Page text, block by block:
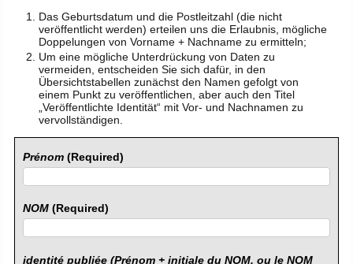
Das Geburtsdatum und die Postleitzahl (die nicht
veröffentlicht werden) erteilen uns die Erlaubnis, mögliche
Doppelungen von Vorname + Nachname zu ermitteln;
Um eine mögliche Unterdrückung von Daten zu
vermeiden, entscheiden Sie sich dafür, in den
Übersichtstabellen zunächst den Namen gefolgt von
einem Punkt zu veröffentlichen, aber auch den Titel
„Veröffentlichte Identität“ mit Vor- und Nachnamen zu
vervollständigen.
Prénom (Required)
NOM (Required)
identité publiée (Prénom + initiale du NOM, ou le NOM